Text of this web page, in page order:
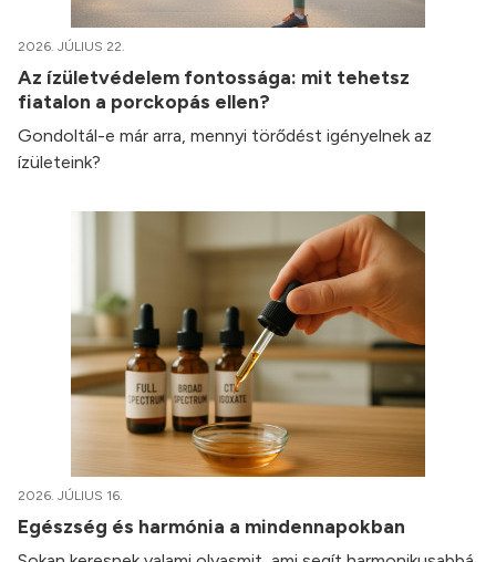
2026. JÚLIUS 22.
Az ízületvédelem fontossága: mit tehetsz
fiatalon a porckopás ellen?
Gondoltál-e már arra, mennyi törődést igényelnek az
ízületeink?
2026. JÚLIUS 16.
Egészség és harmónia a mindennapokban